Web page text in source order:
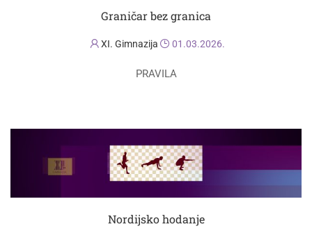
Graničar bez granica
XI. Gimnazija 01.03.2026.
PRAVILA
Nordijsko hodanje